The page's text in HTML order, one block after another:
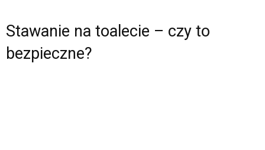
Stawanie na toalecie – czy to
bezpieczne?